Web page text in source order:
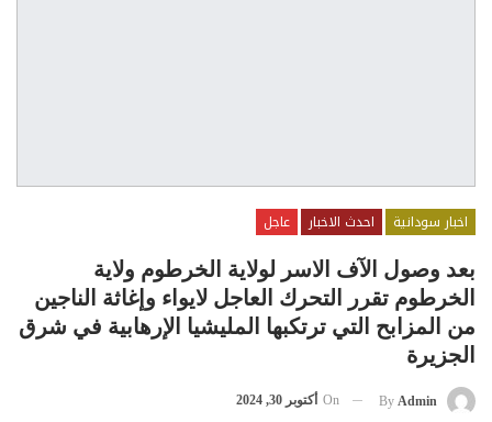
اخبار سودانية احدث الاخبار
عاجل
بعد وصول الآف الاسر لولاية الخرطوم ولاية
الخرطوم تقرر التحرك العاجل لايواء وإغاثة الناجين
من المزابح التي ترتكبها المليشيا الإرهابية في شرق
الجزيرة
By Admin
On أكتوبر 30, 2024